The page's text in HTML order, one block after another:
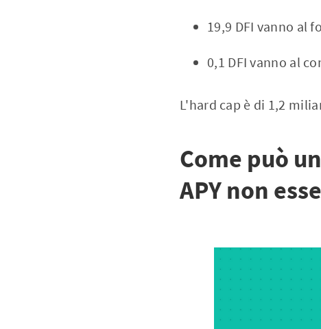
19,9 DFI vanno al
0,1 DFI vanno al
L'hard cap è di 1,2
Come può
APY non